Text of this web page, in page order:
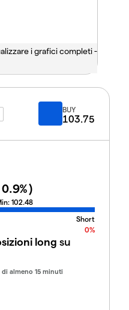
i grafici completi -
BUY
103.75
0.9%)
102.48
Short
0%
long su
almeno 15 minuti